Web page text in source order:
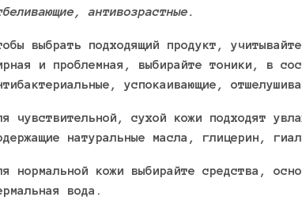
антивозрастные.
выбрать подходящий продукт,
и проблемная, выбирайте тоники, в
успокаивающие,
чувствительной, сухой кожи подходят
натуральные масла, глицерин,
нормальной кожи выбирайте средства,
вода.